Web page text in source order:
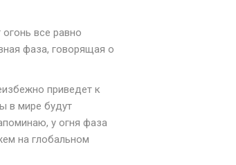
все равно
фаза, говорящая о
приведет к
в мире будут
у огня фаза
на глобальном